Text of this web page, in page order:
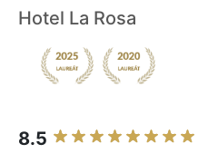
Hotel La Rosa
8.5